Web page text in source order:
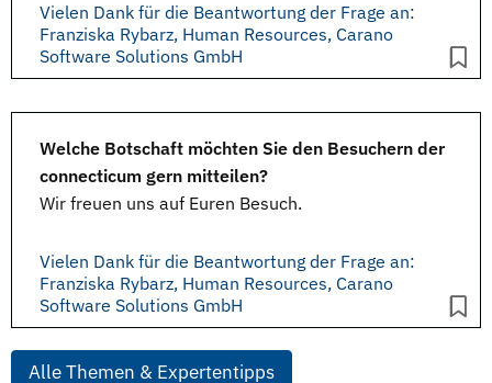
Vielen Dank für die Beantwortung der Frage an:
Franziska Rybarz, Human Resources, Carano
Software Solutions GmbH
Welche Botschaft möchten Sie den Besuchern der
connecticum gern mitteilen?
Wir freuen uns auf Euren Besuch.
Vielen Dank für die Beantwortung der Frage an:
Franziska Rybarz, Human Resources, Carano
Software Solutions GmbH
Alle Themen & Expertentipps